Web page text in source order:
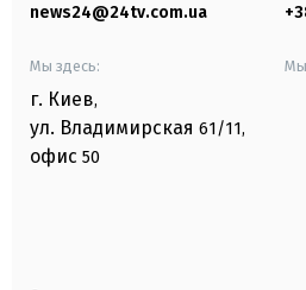
news24@24tv.com.ua
Мы здесь:
г. Киев,
ул. Владимирская 61/11,
офис 50
Мы